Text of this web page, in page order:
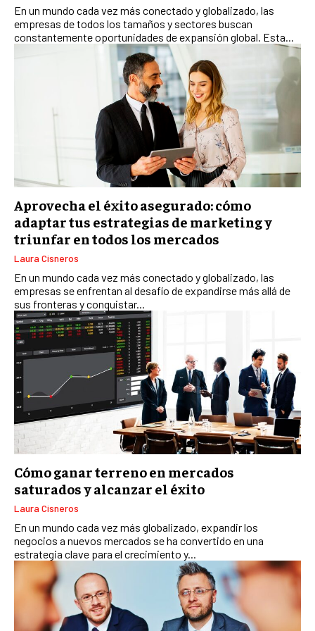
GESTIÓN DEL RIESGO EMPRESARIAL
NEGOCIACIÓN Y RESOLUCIÓN DE CONFLICTOS
DERECHO EMPRESARIAL Y REGULACIONES
ÉXITO EMPRESARIAL Y CASOS DE ESTUDIO
GOBIERNO CORPORATIVO
ESTRATEGIAS DE NEGOCIOS
MARKETING B2B
MARKETING B2C
MARKETING DE INFLUENCERS
E-COMMERCE
E-COMMERCE Y COMERCIO ELECTRÓNICO
ESTRATEGIAS DE PRICING Y GESTIÓN DE
GESTIÓN DE CRISIS EMPRESARIALES
EMPRESAS Y STARTUPS TECNOLÓGICAS
GESTIÓN DE LA EXPERIENCIA DEL CLIENTE
MÁS
PROYECTOS
GESTIÓN DE OPERACIONES Y CADENA DE
SUMINISTRO
LOGÍSTICA EMPRESARIAL
CALIDAD Y MEJORA CONTINUA
En un mundo cada vez más conectado y globalizado, las
empresas de todos los tamaños y sectores buscan
constantemente oportunidades de expansión global. Esta...
Aprovecha el éxito asegurado: cómo
adaptar tus estrategias de marketing y
triunfar en todos los mercados
Laura Cisneros
En un mundo cada vez más conectado y globalizado, las
empresas se enfrentan al desafío de expandirse más allá de
sus fronteras y conquistar...
Cómo ganar terreno en mercados
saturados y alcanzar el éxito
Laura Cisneros
En un mundo cada vez más globalizado, expandir los
negocios a nuevos mercados se ha convertido en una
estrategia clave para el crecimiento y...